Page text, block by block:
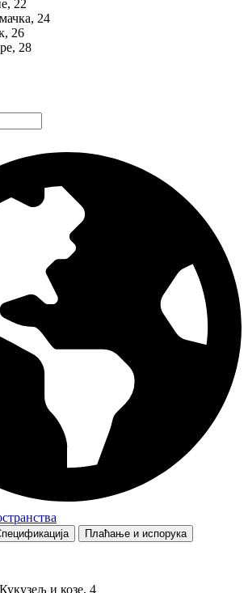
22
24
26
28
Плаћање и испорука
и козе, 4